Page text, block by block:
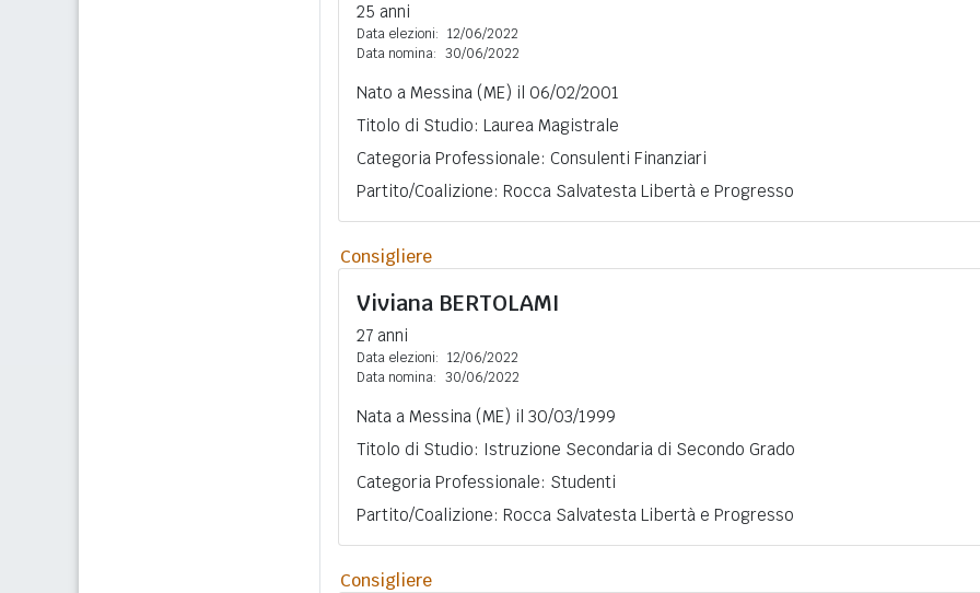
25 anni
Data elezioni: 12/06/2022
Data nomina: 30/06/2022
Nato a Messina (ME) il 06/02/2001
Titolo di Studio: Laurea Magistrale
Categoria Professionale: Consulenti Finanziari
Partito/Coalizione: Rocca Salvatesta Libertà e Progresso
Consigliere
Viviana BERTOLAMI
27 anni
Data elezioni: 12/06/2022
Data nomina: 30/06/2022
Nata a Messina (ME) il 30/03/1999
Titolo di Studio: Istruzione Secondaria di Secondo Grado
Categoria Professionale: Studenti
Partito/Coalizione: Rocca Salvatesta Libertà e Progresso
Consigliere